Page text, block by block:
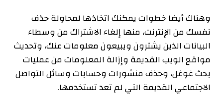
وهناك أيضا خطوات يمكنك اتخاذها لمحاولة حذف
نفسك من الإنترنت، منها إلغاء الاشتراك من وسطاء
البيانات الذين يشترون ويبيعون معلومات عنك، وتحديث
مواقع الويب القديمة وإزالة المعلومات من عمليات
بحث غوغل، وحذف منشورات وحسابات وسائل التواصل
الاجتماعي القديمة التي لم تعد تستخدمها.